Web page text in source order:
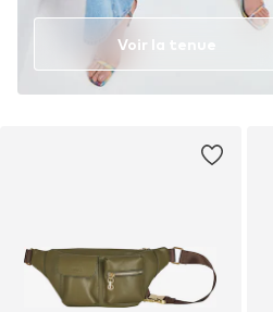
Voir la tenue